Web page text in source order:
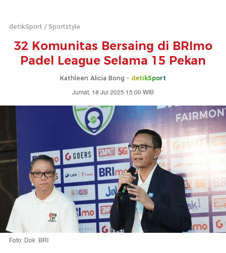
detikSport Sportstyle
32 Komunitas Bersaing di BRImo
Padel League Selama 15 Pekan
Kathleen Alicia Bong - detikSport
Jumat, 18 Jul 2025 15:00 WIB
Foto: Dok. BRI